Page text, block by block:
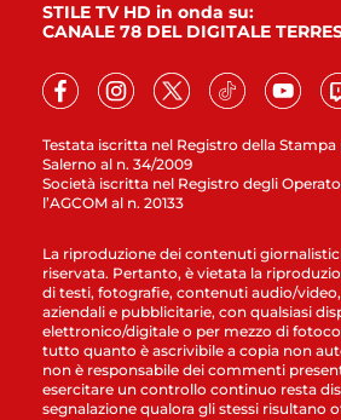
Testata iscritta nel Registro della
Salerno al n. 34/2009
Società iscritta nel Registro degli
l’AGCOM al n. 20133
STILE TV HD in onda su:
CANALE 78 DEL DIGITALE
La riproduzione dei contenuti
riservata. Pertanto, è vietata la
di testi, fotografie, contenuti audio/
aziendali e pubblicitarie, con qualsiasi
elettronico/digitale o per mezzo di
tutto quanto è ascrivibile a copia non
non è responsabile dei commenti
esercitare un controllo continuo resta
segnalazione qualora gli stessi risultano